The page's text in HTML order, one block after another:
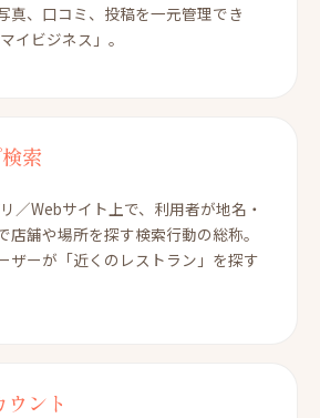
真、口コミ、投稿を一元管理でき
イビジネス」。
索
／Webサイト上で、利用者が地名・
店舗や場所を探す検索行動の総称。
ザーが「近くのレストラン」を探す
ント